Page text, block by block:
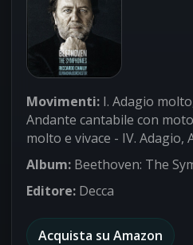
Movimenti: I. Adagio
Andante cantabile con
molto e vivace - IV. Adagio,
Album: Beethoven: The
Editore: Decca
Acquista su Amazon